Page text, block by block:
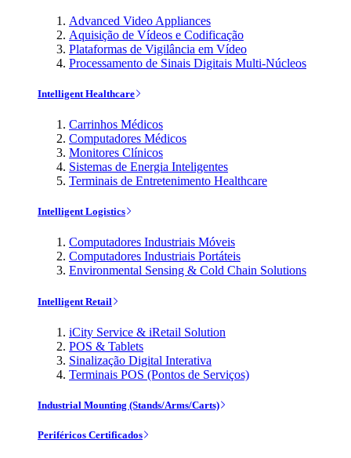
Advanced Video Appliances
Aquisição de Vídeos e Codificação
Plataformas de Vigilância em Vídeo
Processamento de Sinais Digitais Multi-Núcleos
Intelligent Healthcare
Carrinhos Médicos
Computadores Médicos
Monitores Clínicos
Sistemas de Energia Inteligentes
Terminais de Entretenimento Healthcare
Intelligent Logistics
Computadores Industriais Móveis
Computadores Industriais Portáteis
Environmental Sensing & Cold Chain Solutions
Intelligent Retail
iCity Service & iRetail Solution
POS & Tablets
Sinalização Digital Interativa
Terminais POS (Pontos de Serviços)
Industrial Mounting (Stands/Arms/Carts)
Periféricos Certificados